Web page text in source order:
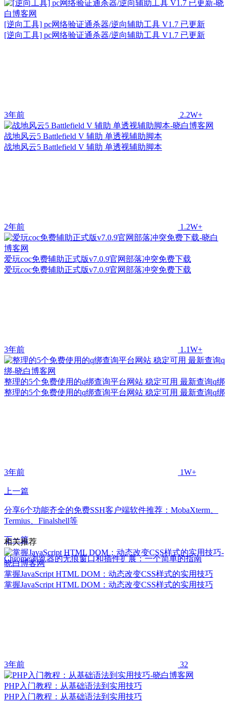
[逆向工具] pc网络验证通杀器/逆向辅助工具 V1.7 已更新
[逆向工具] pc网络验证通杀器/逆向辅助工具 V1.7 已更新
3年前 2.2W+
战地风云5 Battlefield V 辅助 单透视辅助脚本
战地风云5 Battlefield V 辅助 单透视辅助脚本
2年前 1.2W+
爱玩coc免费辅助正式版v7.0.9官网部落冲突免费下载
爱玩coc免费辅助正式版v7.0.9官网部落冲突免费下载
3年前 1.1W+
整理的5个免费使用的q绑查询平台网站 稳定可用 最新查询q绑
整理的5个免费使用的q绑查询平台网站 稳定可用 最新查询q绑
3年前 1W+
上一篇
分享6个功能齐全的免费SSH客户端软件推荐：MobaXterm、
Termius、Finalshell等
下一篇
Chrome浏览器的无痕窗口和插件扩展：一个简单的指南
相关推荐
掌握JavaScript HTML DOM：动态改变CSS样式的实用技巧
掌握JavaScript HTML DOM：动态改变CSS样式的实用技巧
3年前 32
PHP入门教程：从基础语法到实用技巧
PHP入门教程：从基础语法到实用技巧